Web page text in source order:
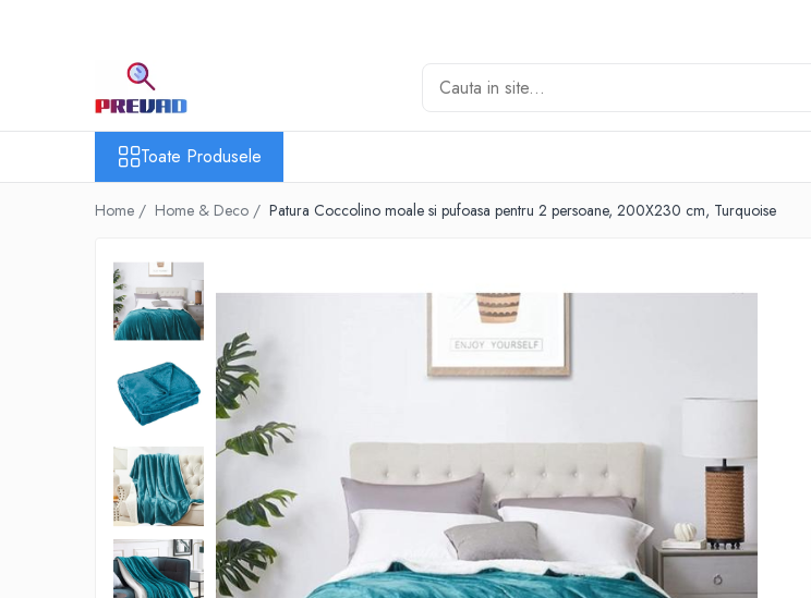
Toate Produsele
Produse cu transport gratuit – livrare
Casa & Gradina
Produse Cosmetice
Toate Produsele
Home / Home & Deco / Patura Coccolino moale si pufoasa pentru 2 persoane, 200X230 cm, Turquoise